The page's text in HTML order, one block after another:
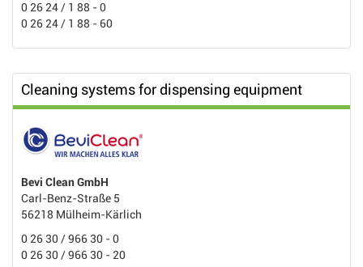
0 26 24 / 1 88 - 0
0 26 24 / 1 88 - 60
Cleaning systems for dispensing equipment
Bevi Clean GmbH
Carl-Benz-Straße 5
56218 Mülheim-Kärlich
0 26 30 / 966 30 - 0
0 26 30 / 966 30 - 20